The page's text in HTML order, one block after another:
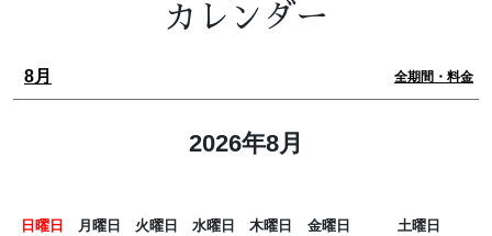
カレンダー
8月 全期間・料金
2026年8月
日曜日 月曜日 火曜日 水曜日 木曜日 金曜日 土曜日